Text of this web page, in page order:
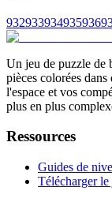
932933934935936
Un jeu de puzzle de
pièces colorées dans
l'espace et vos
plus en plus
Ressources
Guides de
Télécharger le